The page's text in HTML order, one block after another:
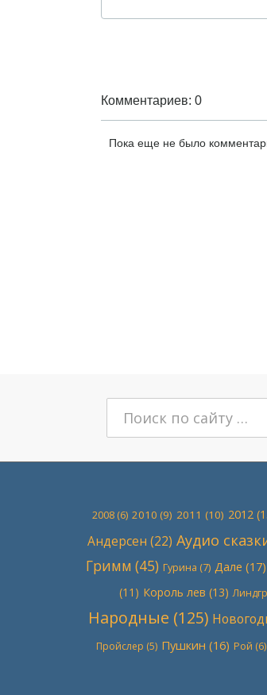
Комментариев: 0
Пока еще не было
Поиск:
2008(6) 2010 (9) 2011 (10) 2012
Андерсен (22) Аудио
Гримм (45) Гурина (7) Дале (17)
(11) Король лев (13)
Народные (125)
Пройслер (5) Пушкин (16) Рой (6)